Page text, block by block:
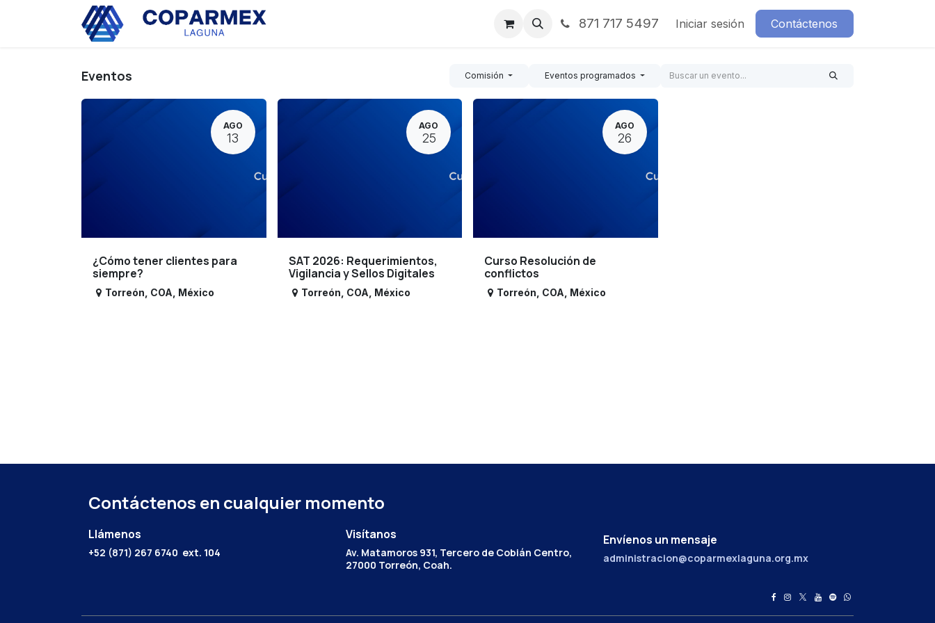
Noticias Contáctenos871 717 5497 Iniciar sesión Contáctenos
Eventos Comisión Eventos programados
AGO
13
¿Cómo tener clientes para
siempre?
Torreón COA México
AGO
25
SAT 2026: Requerimientos,
Vigilancia y Sellos Digitales
Torreón COA México
AGO
26
Curso Resolución de
conflictos
Torreón COA México
Contáctenos en cualquier momento
Llámenos
+52 (871) 267 6740 ext. 104
Envíenos un mensaje
administracion@coparmexlaguna.org.mx
Visítanos
Av. Matamoros 931, Tercero de Cobián Centro,
27000 Torreón, Coah.